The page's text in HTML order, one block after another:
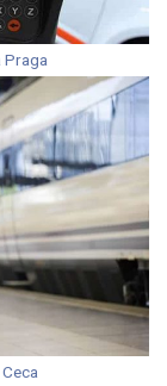
Praga